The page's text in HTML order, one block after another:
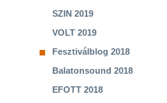
SZIN 2019
VOLT 2019
Fesztiválblog 2018
Balatonsound 2018
EFOTT 2018